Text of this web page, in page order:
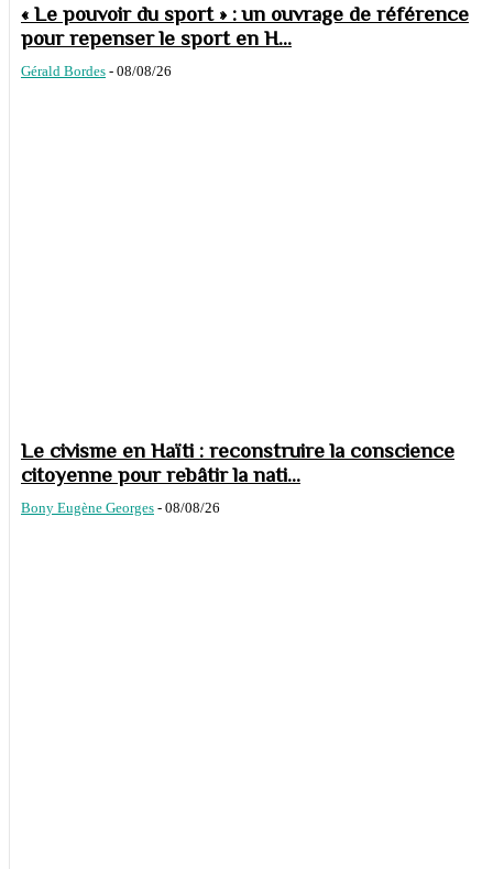
« Le pouvoir du sport » : un ouvrage de référence
pour repenser le sport en H...
Gérald Bordes - 08/08/26
Le civisme en Haïti : reconstruire la conscience
citoyenne pour rebâtir la nati...
Bony Eugène Georges - 08/08/26